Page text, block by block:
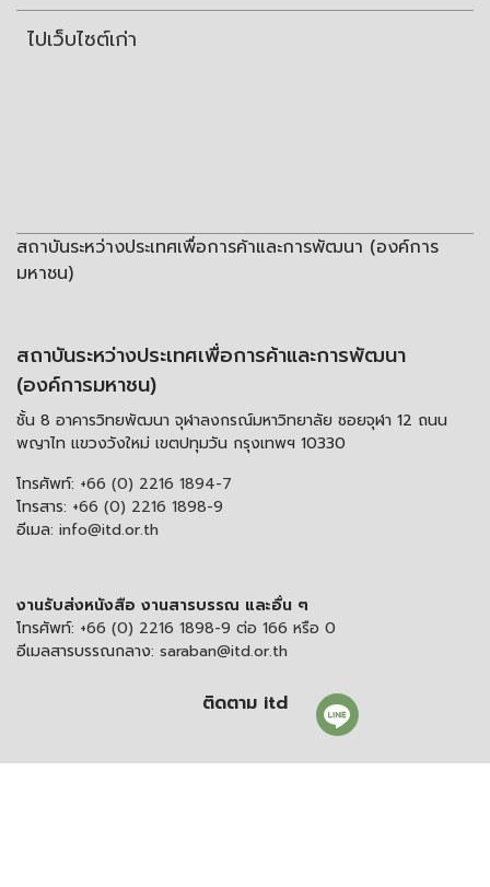
ไปเว็บไซต์เก่า
สถาบันระหว่างประเทศเพื่อการค้าและการพัฒนา (องค์การ
มหาชน)
สถาบันระหว่างประเทศเพื่อการค้าและการพัฒนา
(องค์การมหาชน)
ชั้น 8 อาคารวิทยพัฒนา จุฬาลงกรณ์มหาวิทยาลัย ซอยจุฬา 12 ถนน
พญาไท แขวงวังใหม่ เขตปทุมวัน กรุงเทพฯ 10330
โทรศัพท์: +66 (0) 2216 1894-7
โทรสาร: +66 (0) 2216 1898-9
อีเมล: info@itd.or.th
งานรับส่งหนังสือ งานสารบรรณ และอื่น ๆ
โทรศัพท์: +66 (0) 2216 1898-9 ต่อ 166 หรือ 0
อีเมลสารบรรณกลาง: saraban@itd.or.th
ติดตาม itd